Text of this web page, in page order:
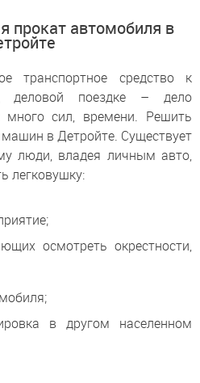
прокат автомобиля в
транспортное средство к
деловой поездке – дело
много сил, времени. Решить
в Детройте. Существует
люди, владея личным авто,
легковушку:
осмотреть окрестности,
в другом населенном